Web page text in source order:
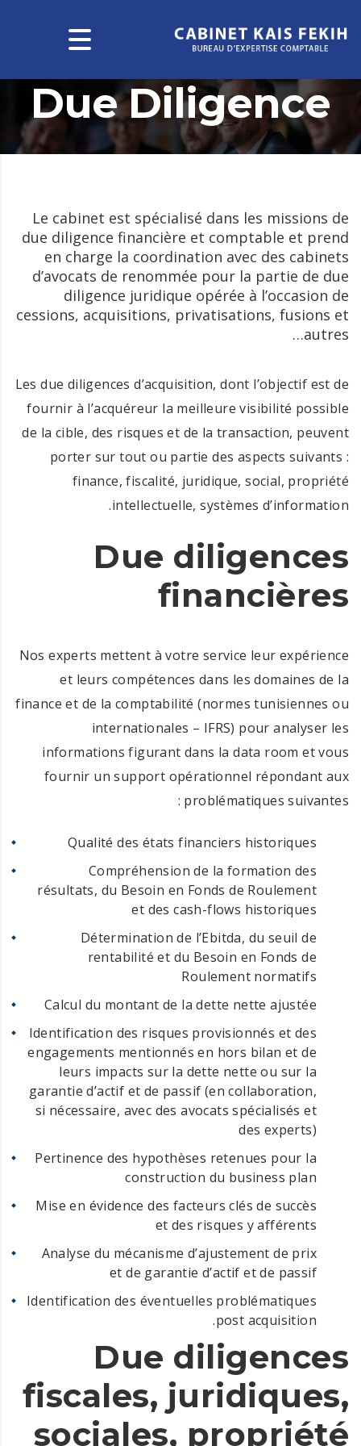
Due Diligence
Le cabinet est spécialisé dans les missions de
due diligence financière et comptable et prend
en charge la coordination avec des cabinets
d’avocats de renommée pour la partie de due
diligence juridique opérée à l’occasion de
cessions, acquisitions, privatisations, fusions et
autres…
Les due diligences d’acquisition, dont l’objectif est de
fournir à l’acquéreur la meilleure visibilité possible
de la cible, des risques et de la transaction, peuvent
porter sur tout ou partie des aspects suivants :
finance, fiscalité, juridique, social, propriété
intellectuelle, systèmes d’information.
Due diligences
financières
Nos experts mettent à votre service leur expérience
et leurs compétences dans les domaines de la
finance et de la comptabilité (normes tunisiennes ou
internationales – IFRS) pour analyser les
informations figurant dans la data room et vous
fournir un support opérationnel répondant aux
problématiques suivantes :
Qualité des états financiers historiques
Compréhension de la formation des
résultats, du Besoin en Fonds de Roulement
et des cash-flows historiques
Détermination de l’Ebitda, du seuil de
rentabilité et du Besoin en Fonds de
Roulement normatifs
Calcul du montant de la dette nette ajustée
Identification des risques provisionnés et des
engagements mentionnés en hors bilan et de
leurs impacts sur la dette nette ou sur la
garantie d’actif et de passif (en collaboration,
si nécessaire, avec des avocats spécialisés et
des experts)
Pertinence des hypothèses retenues pour la
construction du business plan
Mise en évidence des facteurs clés de succès
et des risques y afférents
Analyse du mécanisme d’ajustement de prix
et de garantie d’actif et de passif
Identification des éventuelles problématiques
post acquisition.
Due diligences
fiscales, juridiques,
sociales, propriété